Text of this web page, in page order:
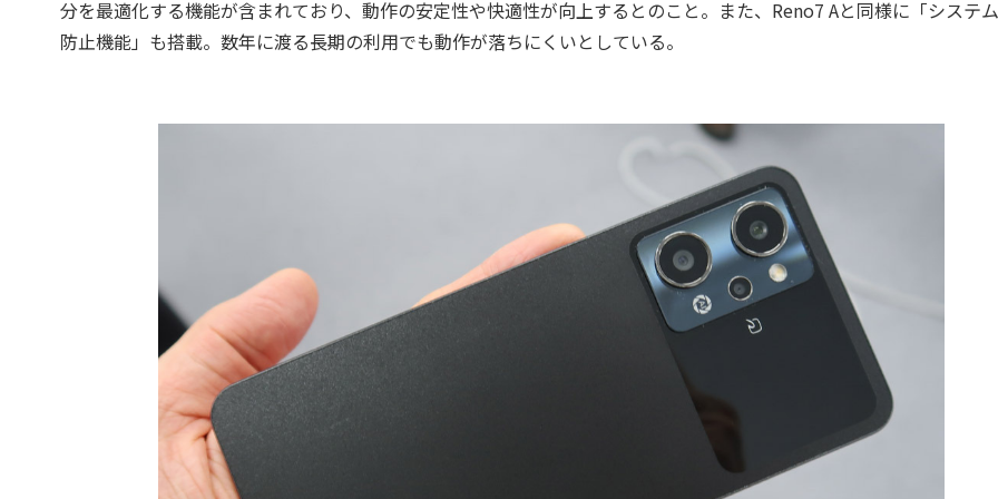
分を最適化する機能が含まれており、動作の安定性や快適性が向上するとのこと。また、Reno7 Aと同様に「システ
防止機能」も搭載。数年に渡る長期の利用でも動作が落ちにくいとしている。